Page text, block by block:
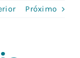
Próximo